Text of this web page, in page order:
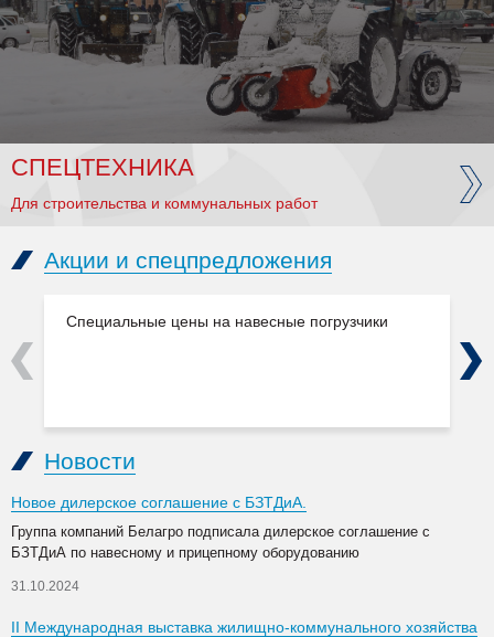
СПЕЦТЕХНИКА
Для строительства и коммунальных работ
Акции и спецпредложения
Специальные цены на навесные погрузчики
Previous Next
Новости
Новое дилерское соглашение с БЗТДиА.
Группа компаний Белагро подписала дилерское соглашение с
БЗТДиА по навесному и прицепному оборудованию
31.10.2024
II Международная выставка жилищно-коммунального хозяйства